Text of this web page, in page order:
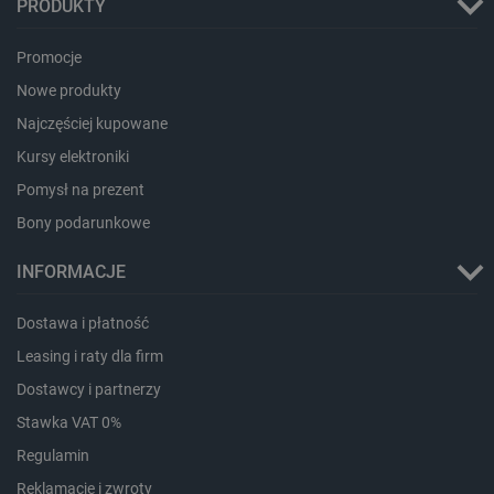
PRODUKTY
Promocje
Nowe produkty
Najczęściej kupowane
Kursy elektroniki
Pomysł na prezent
Bony podarunkowe
INFORMACJE
Dostawa i płatność
Leasing i raty dla firm
Dostawcy i partnerzy
Stawka VAT 0%
Regulamin
Reklamacje i zwroty